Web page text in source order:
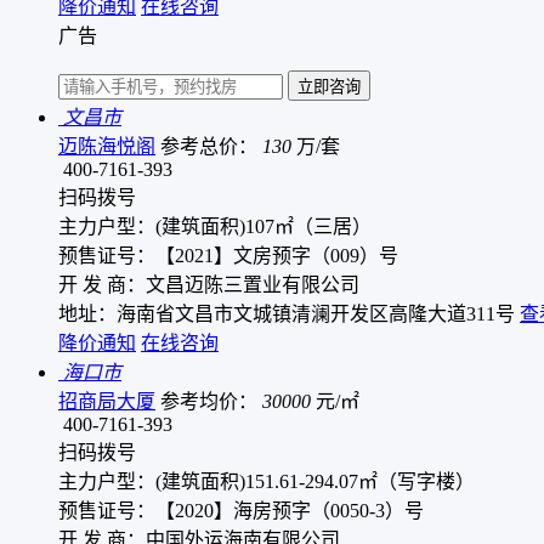
降价通知 在线咨询
广告
文昌市
迈陈海悦阁 参考总价： 130 万/套
400-7161-393
扫码拨号
主力户型：(建筑面积)107㎡（三居）
预售证号：【2021】文房预字（009）号
开 发 商：文昌迈陈三置业有限公司
地址：海南省文昌市文城镇清澜开发区高隆大道311号 查
降价通知 在线咨询
海口市
招商局大厦 参考均价： 30000 元/㎡
400-7161-393
扫码拨号
主力户型：(建筑面积)151.61-294.07㎡（写字楼）
预售证号：【2020】海房预字（0050-3）号
开 发 商：中国外运海南有限公司